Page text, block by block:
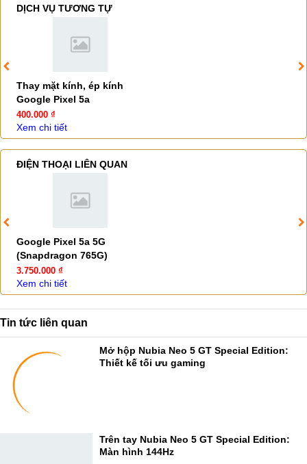
DỊCH VỤ TƯƠNG TỰ
Thay mặt kính, ép kính
Google Pixel 5a
400.000 ₫
Xem chi tiết
ĐIỆN THOẠI LIÊN QUAN
Google Pixel 5a 5G
(Snapdragon 765G)
3.750.000 ₫
Xem chi tiết
Tin tức liên quan
Mở hộp Nubia Neo 5 GT Special Edition:
Thiết kế tối ưu gaming
Trên tay Nubia Neo 5 GT Special Edition:
Màn hình 144Hz